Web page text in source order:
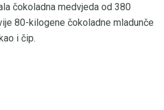
čokoladna medvjeda od 380
80-kilogene čokoladne mladunče
i čip.